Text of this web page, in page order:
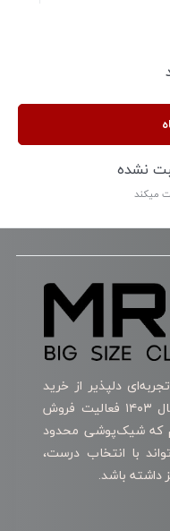
نشده
میکند
دلپذیر از خرید
لباس برای آقایان سایز بزرگ، در سال ۱۴۰۳ فعالیت فروش
که شیک‌پوشی محدود
با انتخاب درست،
داشته باشد.